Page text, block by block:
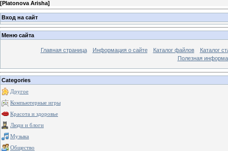
[Platonova Arisha]
Вход на сайт
Меню сайта
Главная страница Информация о сайте Каталог файлов
Каталог
Полезная
Categories
Другое
Компьютерные игры
Красота и здоровье
Люди и блоги
Музыка
Общество